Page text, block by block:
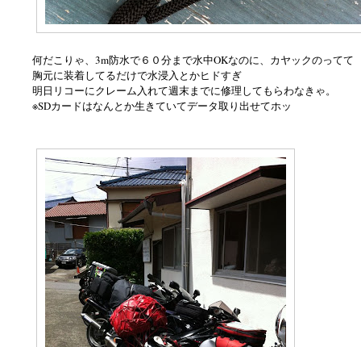
何だこりゃ、3m防水で６０分まで水中OKなのに、カヤックのってて
胸元に装着してるだけで水浸入とかヒドすぎ
明日リコーにクレーム入れて週末までに修理してもらわなきゃ。
※SDカードはなんとか生きていてデータ取り出せてホッ